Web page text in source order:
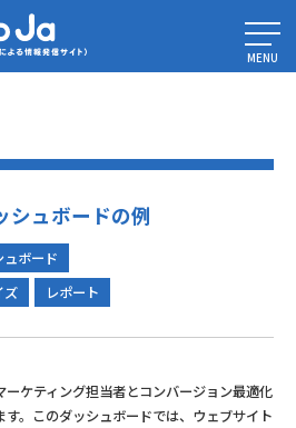
Eコマースダッシュボードの例
MENU
シュボードの例
ュボード
ズ
レポート
ケティング担当者とコンバージョン最適化
。このダッシュボードでは、ウェブサイト